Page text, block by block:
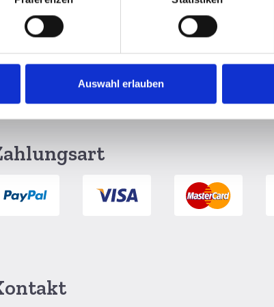
Auswahl erlauben
6 Monate Widerrufsrecht